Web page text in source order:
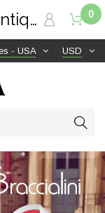
USD
- USA
0
Produits italiens authentiques, livraison gratuite dans le monde entier | TutITALIA